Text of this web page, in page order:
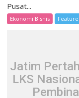
Pusat...
Ekonomi Bisnis
Jatim
LKS